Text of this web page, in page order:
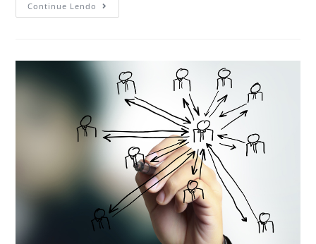
Continue Lendo